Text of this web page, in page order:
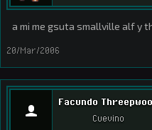
a mi me gsuta smallville alf y
20/Mar/2006
Facundo
Cuevino